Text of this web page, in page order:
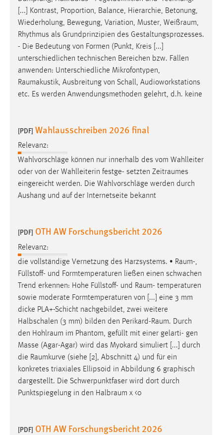
[...] Kontrast, Proportion, Balance, Hierarchie, Betonung,
Wiederholung, Bewegung, Variation, Muster, Weißraum,
Rhythmus als Grundprinzipien des Gestaltungsprozesses.
- Die Bedeutung von Formen (Punkt, Kreis [...]
unterschiedlichen technischen Bereichen bzw. Fällen
anwenden: Unterschiedliche Mikrofontypen,
Raumakustik, Ausbreitung von Schall, Audioworkstations
etc. Es werden Anwendungsmethoden gelehrt, d.h. keine
[PDF] Wahlausschreiben 2026 final
Relevanz:
Wahlvorschläge können nur innerhalb des vom Wahlleiter
oder von der Wahlleiterin festge- setzten Zeitraumes
eingereicht werden. Die Wahlvorschläge werden durch
Aushang und auf der Internetseite bekannt
[PDF] OTH AW Forschungsbericht 2026
Relevanz:
die vollständige Vernetzung des Harzsystems. • Raum-,
Füllstoff- und Formtemperaturen ließen einen schwachen
Trend erkennen: Hohe Füllstoff- und Raum- temperaturen
sowie moderate Formtemperaturen von [...] eine 3 mm
dicke PLA+-Schicht nachgebildet, zwei weitere
Halbschalen (3 mm) bilden den Perikard-Raum. Durch
den Hohlraum im Phantom, gefüllt mit einer gelarti- gen
Masse (Agar-Agar) wird das Myokard simuliert [...] durch
die Raumkurve (siehe [2], Abschnitt 4) und für ein
konkretes triaxiales Ellipsoid in Abbildung 6 graphisch
dargestellt. Die Schwerpunktfaser wird dort durch
Punktspiegelung in den Halbraum χ <0
[PDF] OTH AW Forschungsbericht 2026